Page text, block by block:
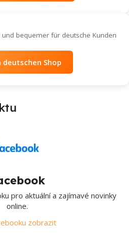
bequemer für deutsche Kunden
deutschen Shop
pro aktuální a zajímavé novinky
online.
zobrazit